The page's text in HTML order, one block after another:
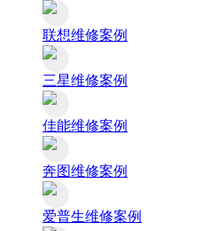
联想维修案例
三星维修案例
佳能维修案例
奔图维修案例
爱普生维修案例